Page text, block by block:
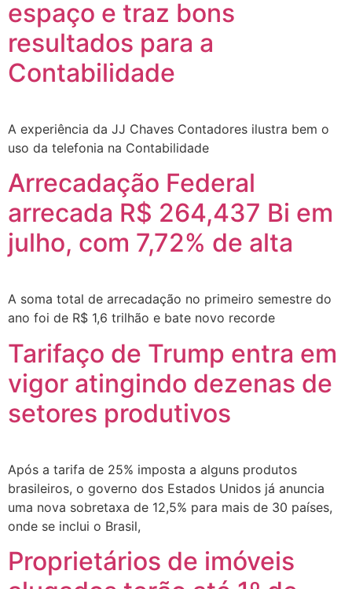
espaço e traz bons
resultados para a
Contabilidade
A experiência da JJ Chaves Contadores ilustra bem o
uso da telefonia na Contabilidade
Arrecadação Federal
arrecada R$ 264,437 Bi em
julho, com 7,72% de alta
A soma total de arrecadação no primeiro semestre do
ano foi de R$ 1,6 trilhão e bate novo recorde
Tarifaço de Trump entra em
vigor atingindo dezenas de
setores produtivos
Após a tarifa de 25% imposta a alguns produtos
brasileiros, o governo dos Estados Unidos já anuncia
uma nova sobretaxa de 12,5% para mais de 30 países,
onde se inclui o Brasil,
Proprietários de imóveis